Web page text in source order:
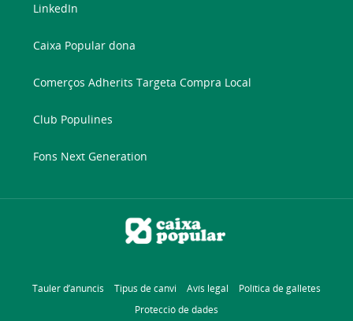
LinkedIn
Caixa Popular dona
Comerços Adherits Targeta Compra Local
Club Populines
Fons Next Generation
Tauler d’anuncis Tipus de canvi Avís legal
Política de galletes
Protecció de dades